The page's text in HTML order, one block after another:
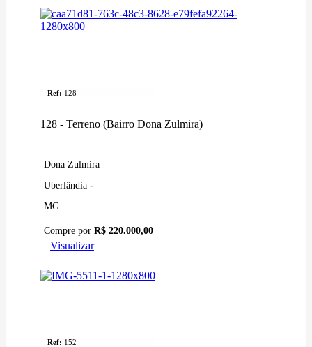
Ref: 128
128 - Terreno (Bairro Dona Zulmira)
Dona Zulmira
Uberlândia -
MG
Compre por R$ 220.000,00
Visualizar
Ref: 152